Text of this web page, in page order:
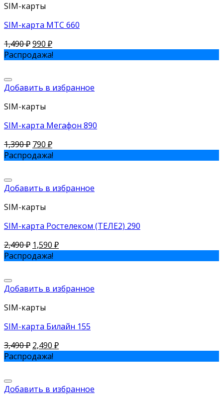
SIM-карты
SIM-карта МТС 660
1,490₽990 ₽
Распродажа!
Добавить в избранное
SIM-карты
SIM-карта Мегафон 890
1,390₽ 790 ₽
Распродажа!
Добавить в избранное
SIM-карты
SIM-карта Ростелеком (ТЕЛЕ2) 290
2,490₽ 1,590 ₽
Распродажа!
Добавить в избранное
SIM-карты
SIM-карта Билайн 155
3,490₽ 2,490 ₽
Распродажа!
Добавить в избранное